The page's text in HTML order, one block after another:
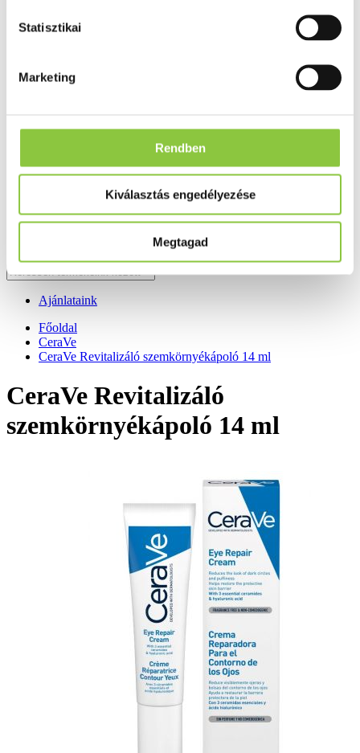
Statisztikai
Marketing
Rendben
Kiválasztás engedélyezése
Megtagad
Műfogsor ápolás
Fogfehérítés
Fogköztisztító
Teák
Gyógyteák
Könyvek
Ajánlataink
Főoldal
CeraVe
CeraVe Revitalizáló szemkörnyékápoló 14 ml
CeraVe Revitalizáló
szemkörnyékápoló 14 ml